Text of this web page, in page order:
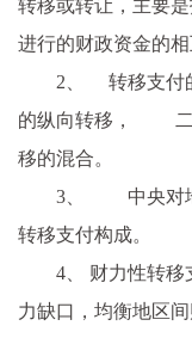
转移或转让，主要
进行的财政资金的相
2、 转移支付
的纵向转移， 二
移的混合。
3、 中央对地
转移支付构成。
4、 财力性转
力缺口，均衡地区